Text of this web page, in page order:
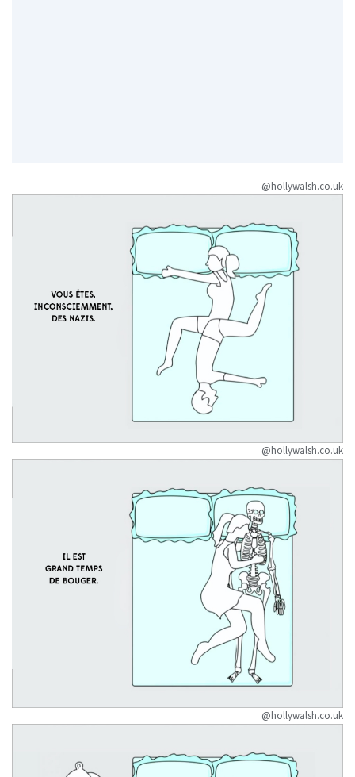
@hollywalsh.co.uk
@hollywalsh.co.uk
@hollywalsh.co.uk